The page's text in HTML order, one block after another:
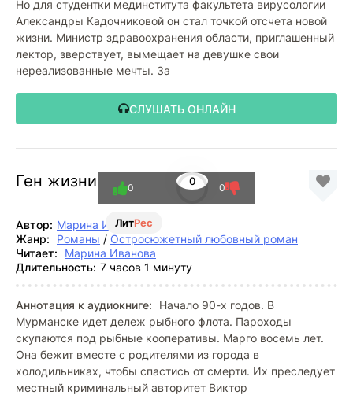
Но для студентки мединститута факультета вирусологии
Александры Кадочниковой он стал точкой отсчета новой
жизни. Министр здравоохранения области, приглашенный
лектор, зверствует, вымещает на девушке свои
нереализованные мечты. За
СЛУШАТЬ ОНЛАЙН
Ген жизни
ЛитРес
0
0 0
Автор: Марина Иванова
Жанр:
Романы / Остросюжетный любовный роман
Читает:
Марина Иванова
Длительность: 7 часов 1 минуту
Аннотация к аудиокниге:
Начало 90-х годов. В
Мурманске идет дележ рыбного флота. Пароходы
скупаются под рыбные кооперативы. Марго восемь лет.
Она бежит вместе с родителями из города в
холодильниках, чтобы спастись от смерти. Их преследует
местный криминальный авторитет Виктор